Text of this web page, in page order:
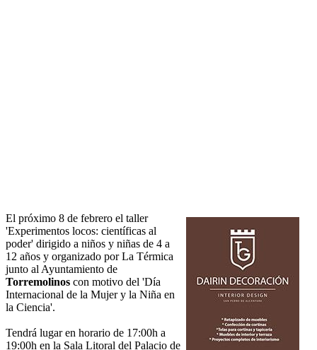
El próximo 8 de febrero el taller
'Experimentos locos: científicas al
poder' dirigido a niños y niñas de 4 a
12 años y organizado por La Térmica
junto al Ayuntamiento de
Torremolinos con motivo del 'Día
Internacional de la Mujer y la Niña en
la Ciencia'.
Tendrá lugar en horario de 17:00h a
19:00h en la Sala Litoral del Palacio de